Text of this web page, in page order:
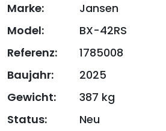
Marke:
Jansen
Model:
BX-42RS
Referenz:
1785008
Baujahr:
2025
Gewicht:
387 kg
Status:
Neu